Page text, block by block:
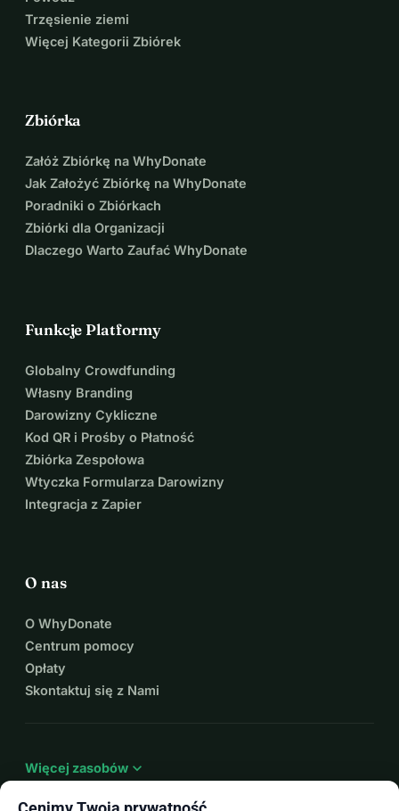
Trzęsienie ziemi
Więcej Kategorii Zbiórek
Zbiórka
Załóż Zbiórkę na WhyDonate
Jak Założyć Zbiórkę na WhyDonate
Poradniki o Zbiórkach
Zbiórki dla Organizacji
Dlaczego Warto Zaufać WhyDonate
Funkcje Platformy
Globalny Crowdfunding
Własny Branding
Darowizny Cykliczne
Kod QR i Prośby o Płatność
Zbiórka Zespołowa
Wtyczka Formularza Darowizny
Integracja z Zapier
O nas
O WhyDonate
Centrum pomocy
Opłaty
Skontaktuj się z Nami
Więcej zasobów expand_more